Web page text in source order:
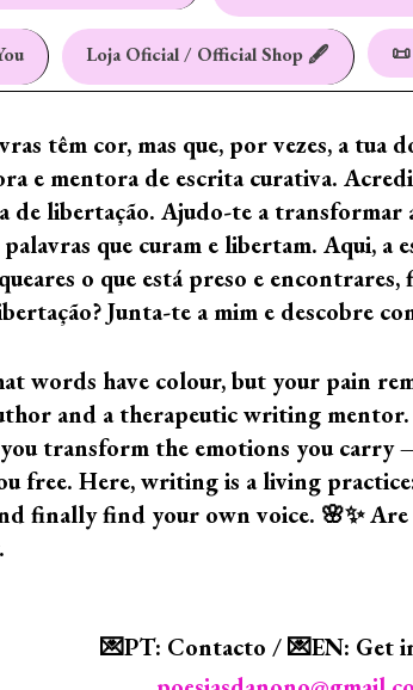
Loja Oficial / Official Shop 🖋️
têm cor, mas que, por vezes, a tua
e mentora de escrita curativa.
libertação. Ajudo-te a transformar
que curam e libertam. Aqui, a
o que está preso e
Junta-te a mim e descobre
words have colour, but your pain
and a therapeutic writing
transform the emotions you carry
free. Here, writing is a living
finally find your own voice. 🌸✨
💌PT: Contacto / 💌EN: Get